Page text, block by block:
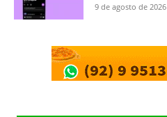
9 de agosto de 2026